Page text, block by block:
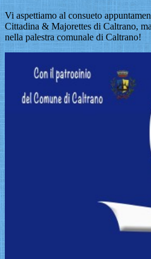
Vi aspettiamo al consueto
Cittadina & Majorettes di Caltrano,
nella palestra comunale di Caltrano!